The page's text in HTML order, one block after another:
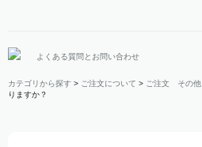
よくある質問とお問い合わせ
カテゴリから探す > ご注文について > ご注文 その他
りますか？